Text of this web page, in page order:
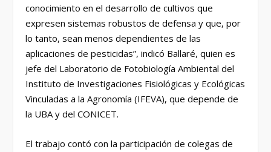
conocimiento en el desarrollo de cultivos que
expresen sistemas robustos de defensa y que, por
lo tanto, sean menos dependientes de las
aplicaciones de pesticidas”, indicó Ballaré, quien es
jefe del Laboratorio de Fotobiología Ambiental del
Instituto de Investigaciones Fisiológicas y Ecológicas
Vinculadas a la Agronomía (IFEVA), que depende de
la UBA y del CONICET.
El trabajo contó con la participación de colegas de